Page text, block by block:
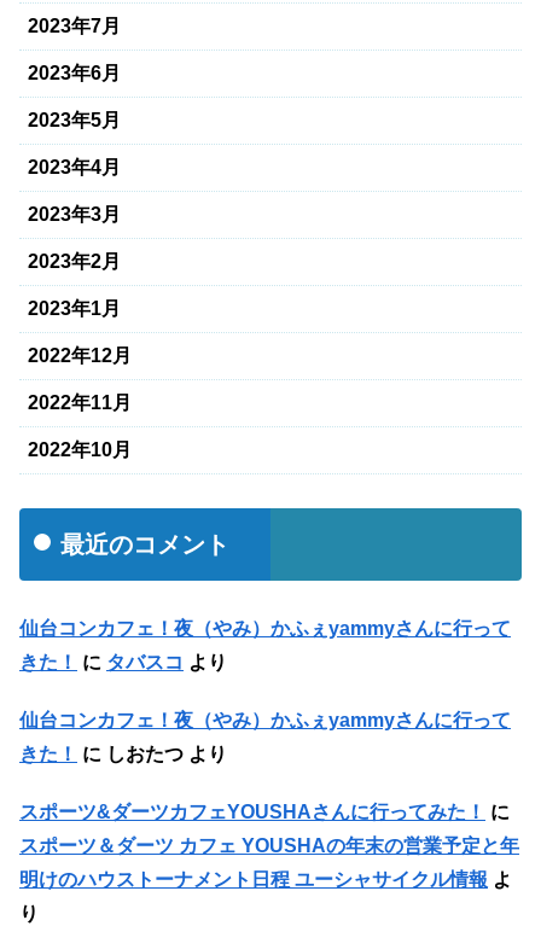
2023年7月
2023年6月
2023年5月
2023年4月
2023年3月
2023年2月
2023年1月
2022年12月
2022年11月
2022年10月
最近のコメント
仙台コンカフェ！夜（やみ）かふぇyammyさんに行って
きた！
に タバスコ より
仙台コンカフェ！夜（やみ）かふぇyammyさんに行って
きた！
に しおたつ より
スポーツ&ダーツカフェYOUSHAさんに行ってみた！
に
スポーツ＆ダーツ カフェ YOUSHAの年末の営業予定と年
明けのハウストーナメント日程 ユーシャサイクル情報 よ
り